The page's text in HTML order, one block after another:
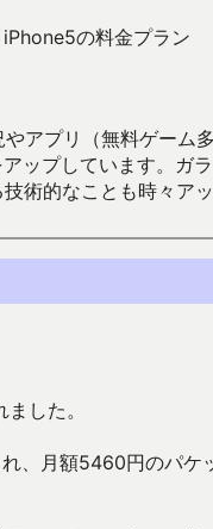
iPhone5の料金プラン
アプリ（無料ゲー
ップしています。
術的なことも時々アッ
した。
、月額5460円のパ